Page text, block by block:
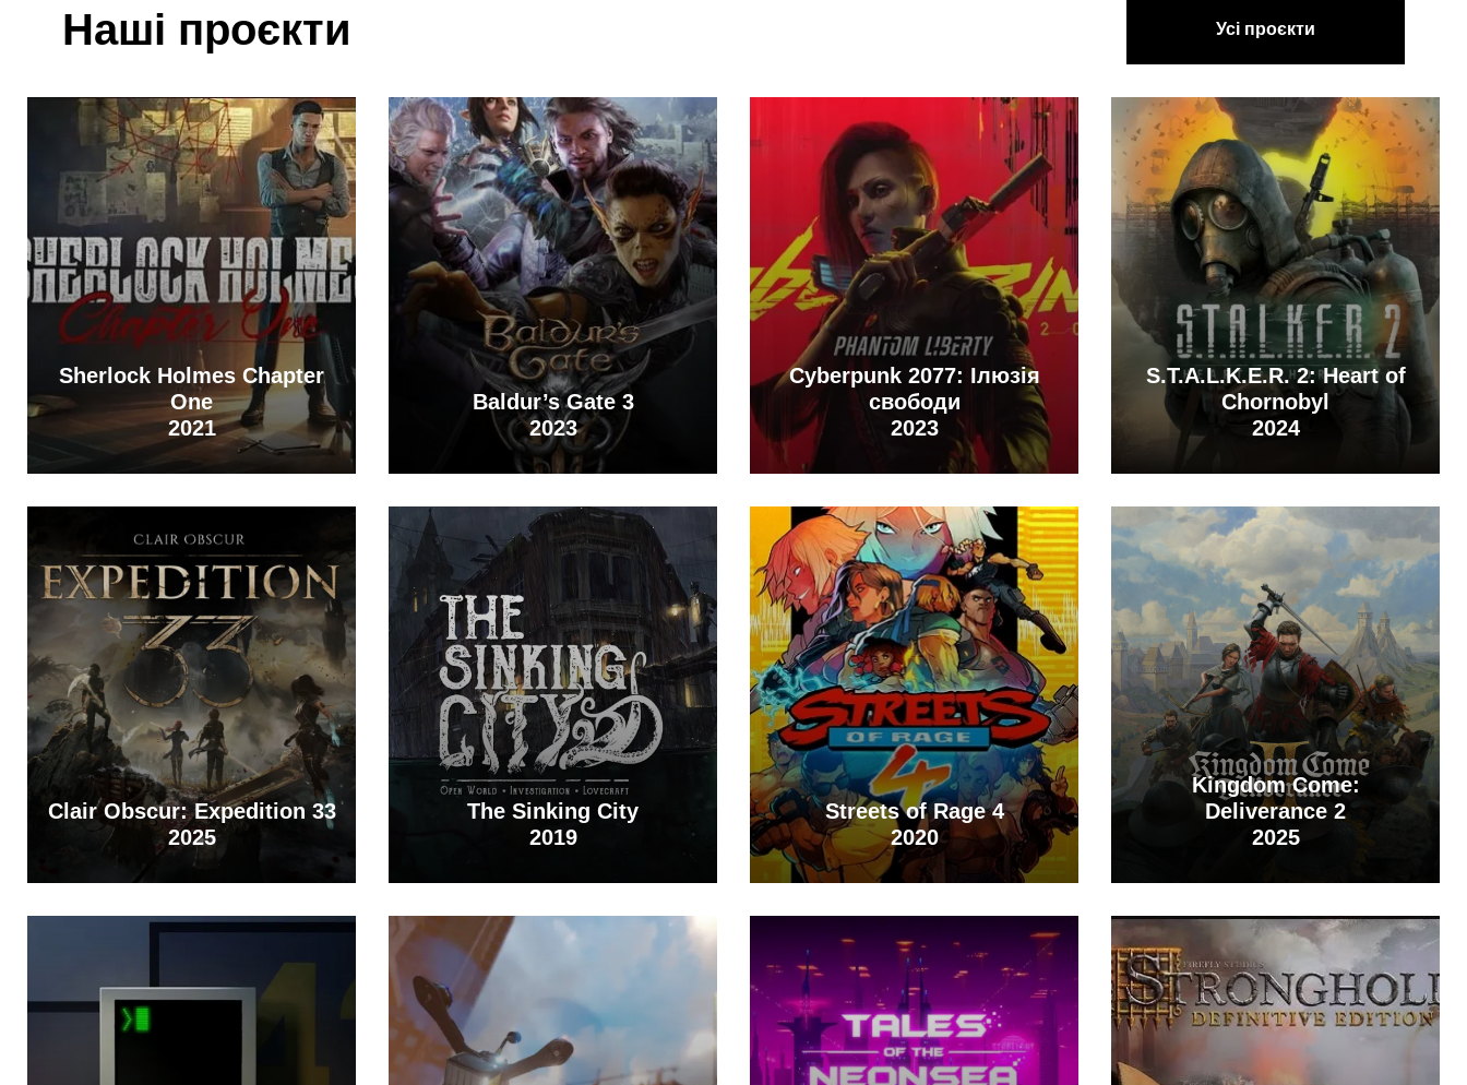
Наші проєкти Усі проєкти
Sherlock Holmes Chapter
One
2021
Baldur’s Gate 3
2023
Cyberpunk 2077: Ілюзія
свободи
2023
S.T.A.L.K.E.R. 2: Heart of
Chornobyl
2024
Clair Obscur: Expedition 33
2025
The Sinking City
2019
Streets of Rage 4
2020
Kingdom Come:
Deliverance 2
2025